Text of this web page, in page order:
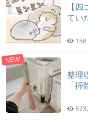
【
てい
158
NEW
整理
「